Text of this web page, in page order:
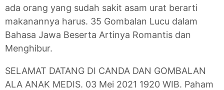
ada orang yang sudah sakit asam urat berarti
makanannya harus. 35 Gombalan Lucu dalam
Bahasa Jawa Beserta Artinya Romantis dan
Menghibur.
SELAMAT DATANG DI CANDA DAN GOMBALAN
ALA ANAK MEDIS. 03 Mei 2021 1920 WIB. Paham